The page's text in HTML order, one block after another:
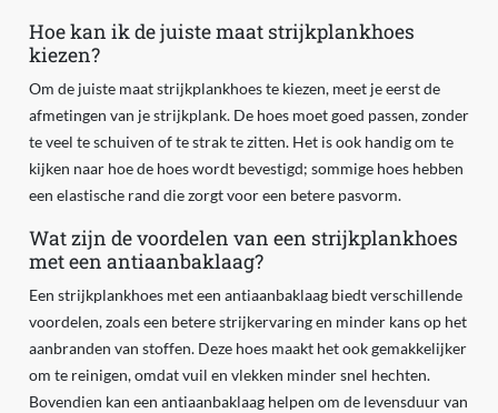
Hoe kan ik de juiste maat strijkplankhoes
kiezen?
Om de juiste maat strijkplankhoes te kiezen, meet je eerst de
afmetingen van je strijkplank. De hoes moet goed passen, zonder
te veel te schuiven of te strak te zitten. Het is ook handig om te
kijken naar hoe de hoes wordt bevestigd; sommige hoes hebben
een elastische rand die zorgt voor een betere pasvorm.
Wat zijn de voordelen van een strijkplankhoes
met een antiaanbaklaag?
Een strijkplankhoes met een antiaanbaklaag biedt verschillende
voordelen, zoals een betere strijkervaring en minder kans op het
aanbranden van stoffen. Deze hoes maakt het ook gemakkelijker
om te reinigen, omdat vuil en vlekken minder snel hechten.
Bovendien kan een antiaanbaklaag helpen om de levensduur van